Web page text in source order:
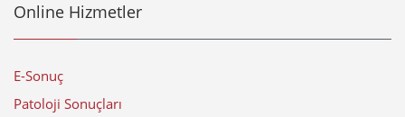
Online Hizmetler
E-Sonuç
Patoloji Sonuçları